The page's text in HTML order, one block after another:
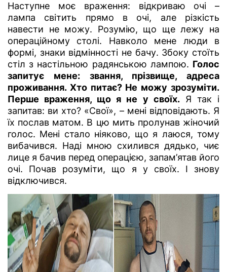
Наступне моє враження: відкриваю очі –
лампа світить прямо в очі, але різкість
навести не можу. Розумію, що ще лежу на
операційному столі. Навколо мене люди в
формі, знаки відмінності не бачу. Збоку стоїть
стіл з настільною радянською лампою. Голос
запитує мене: звання, прізвище, адреса
проживання. Хто питає? Не можу зрозуміти.
Перше враження, що я не у своїх.Я так і
запитав: ви хто? «Свої», – мені відповідають. Я
їх послав матом. В цю мить пролунав жіночий
голос. Мені стало ніяково, що я лаюся, тому
вибачився. Наді мною схилився дядько, чиє
лице я бачив перед операцією, запам’ятав його
очі. Почав розуміти, що я у своїх. І знову
відключився.